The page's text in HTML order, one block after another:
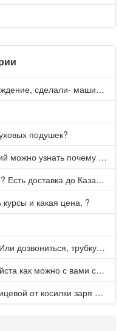
Подогнал сделать развал-схождение, сделали- машина уходит на право и колеса проверил все хорошо с атмосферами ужас как можно делать авто, не ужели не берегут свою репутацию, не советую.
подушек?
Номер телефона действующий можно узнать почему номер неправельный
Здравствуйте, есть в продаже? Есть доставка до Казани?
курсы и какая цена, ?
как к вам попасть на прием? Или дозвониться, трубку не берете.
Добрый день скажите пожалуйста как можно с вами связаться . Телефон не отвечает .Заказала кухню в тц Хороший есть претензии а менеджер контактов не дает .Что делать?
У Вас можно заказать вал шлицевой от косилки заря для мтз, который соединяет мотоблок с косилкой.?